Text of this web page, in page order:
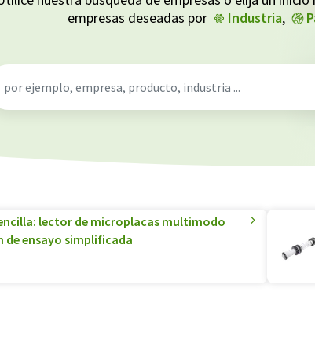
empresas deseadas por
Industria,
lector de microplacas multimodo
ensayo simplificada